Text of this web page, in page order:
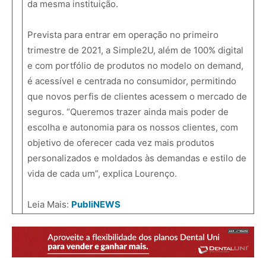
da mesma instituição.
Prevista para entrar em operação no primeiro
trimestre de 2021, a Simple2U, além de 100% digital
e com portfólio de produtos no modelo on demand,
é acessível e centrada no consumidor, permitindo
que novos perfis de clientes acessem o mercado de
seguros. “Queremos trazer ainda mais poder de
escolha e autonomia para os nossos clientes, com
objetivo de oferecer cada vez mais produtos
personalizados e moldados às demandas e estilo de
vida de cada um”, explica Lourenço.
Leia Mais: PubliNEWS